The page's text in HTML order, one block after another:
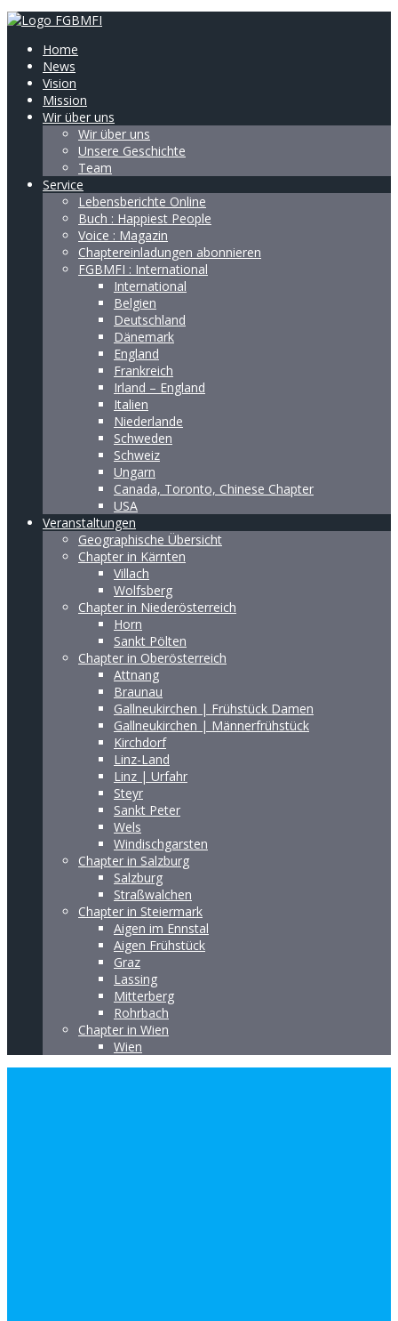
Home
News
Vision
Mission
Wir über uns
Wir über uns
Unsere Geschichte
Team
Service
Lebensberichte Online
Buch : Happiest People
Voice : Magazin
Chaptereinladungen abonnieren
FGBMFI : International
International
Belgien
Deutschland
Dänemark
England
Frankreich
Irland – England
Italien
Niederlande
Schweden
Schweiz
Ungarn
Canada, Toronto, Chinese Chapter
USA
Veranstaltungen
Geographische Übersicht
Chapter in Kärnten
Villach
Wolfsberg
Chapter in Niederösterreich
Horn
Sankt Pölten
Chapter in Oberösterreich
Attnang
Braunau
Gallneukirchen | Frühstück Damen
Gallneukirchen | Männerfrühstück
Kirchdorf
Linz-Land
Linz | Urfahr
Steyr
Sankt Peter
Wels
Windischgarsten
Chapter in Salzburg
Salzburg
Straßwalchen
Chapter in Steiermark
Aigen im Ennstal
Aigen Frühstück
Graz
Lassing
Mitterberg
Rohrbach
Chapter in Wien
Wien